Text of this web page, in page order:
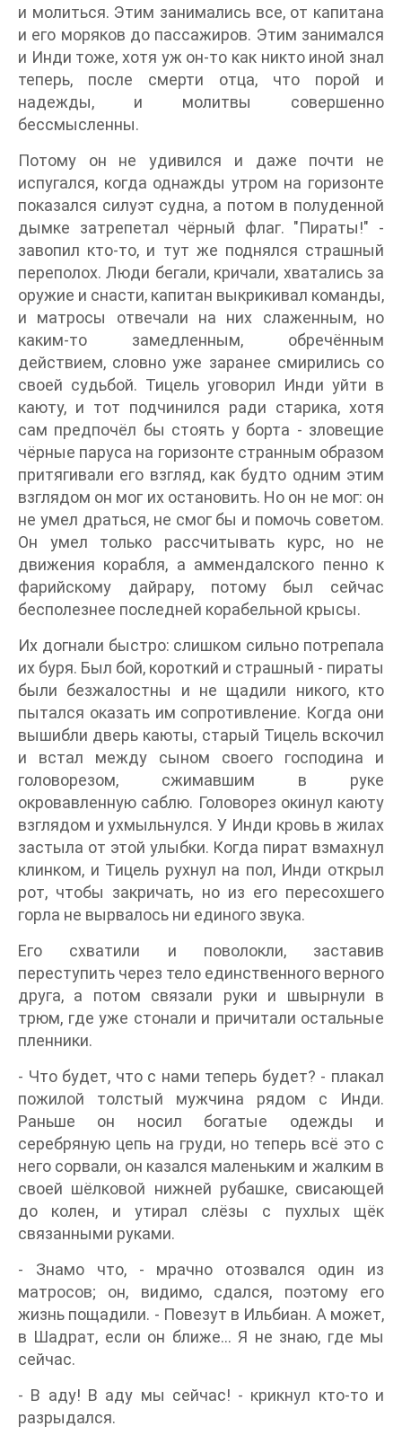
и молиться. Этим занимались все, от капитана
и его моряков до пассажиров. Этим занимался
и Инди тоже, хотя уж он-то как никто иной знал
теперь, после смерти отца, что порой и
надежды, и молитвы совершенно
бессмысленны.
Потому он не удивился и даже почти не
испугался, когда однажды утром на горизонте
показался силуэт судна, а потом в полуденной
дымке затрепетал чёрный флаг. "Пираты!" -
завопил кто-то, и тут же поднялся страшный
переполох. Люди бегали, кричали, хватались за
оружие и снасти, капитан выкрикивал команды,
и матросы отвечали на них слаженным, но
каким-то замедленным, обречённым
действием, словно уже заранее смирились со
своей судьбой. Тицель уговорил Инди уйти в
каюту, и тот подчинился ради старика, хотя
сам предпочёл бы стоять у борта - зловещие
чёрные паруса на горизонте странным образом
притягивали его взгляд, как будто одним этим
взглядом он мог их остановить. Но он не мог: он
не умел драться, не смог бы и помочь советом.
Он умел только рассчитывать курс, но не
движения корабля, а аммендалского пенно к
фарийскому дайрару, потому был сейчас
бесполезнее последней корабельной крысы.
Их догнали быстро: слишком сильно потрепала
их буря. Был бой, короткий и страшный - пираты
были безжалостны и не щадили никого, кто
пытался оказать им сопротивление. Когда они
вышибли дверь каюты, старый Тицель вскочил
и встал между сыном своего господина и
головорезом, сжимавшим в руке
окровавленную саблю. Головорез окинул каюту
взглядом и ухмыльнулся. У Инди кровь в жилах
застыла от этой улыбки. Когда пират взмахнул
клинком, и Тицель рухнул на пол, Инди открыл
рот, чтобы закричать, но из его пересохшего
горла не вырвалось ни единого звука.
Его схватили и поволокли, заставив
переступить через тело единственного верного
друга, а потом связали руки и швырнули в
трюм, где уже стонали и причитали остальные
пленники.
- Что будет, что с нами теперь будет? - плакал
пожилой толстый мужчина рядом с Инди.
Раньше он носил богатые одежды и
серебряную цепь на груди, но теперь всё это с
него сорвали, он казался маленьким и жалким в
своей шёлковой нижней рубашке, свисающей
до колен, и утирал слёзы с пухлых щёк
связанными руками.
- Знамо что, - мрачно отозвался один из
матросов; он, видимо, сдался, поэтому его
жизнь пощадили. - Повезут в Ильбиан. А может,
в Шадрат, если он ближе... Я не знаю, где мы
сейчас.
- В аду! В аду мы сейчас! - крикнул кто-то и
разрыдался.